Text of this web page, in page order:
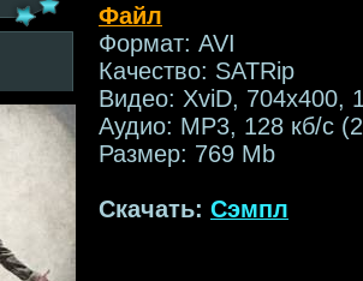
Файл
Формат: AVI
Качество: SATRip
Видео: XviD, 704х400,
Аудио: МР3, 128 кб/с
Размер: 769 Mb
Скачать: Сэмпл